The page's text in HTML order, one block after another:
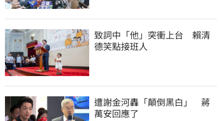
致詞中「他」突衝上台　賴清
德笑點接班人
遭謝金河轟「顛倒黑白」　蔣
萬安回應了